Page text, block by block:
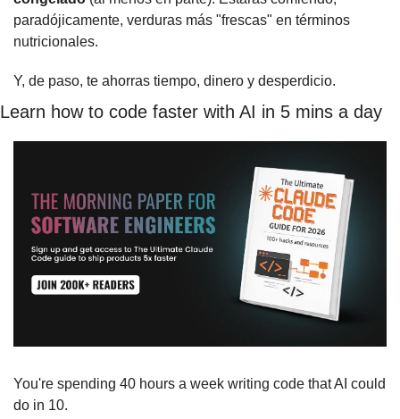
paradójicamente, verduras más "frescas" en términos
nutricionales.
Y, de paso, te ahorras tiempo, dinero y desperdicio.
Learn how to code faster with AI in 5 mins a day
You're spending 40 hours a week writing code that AI could
do in 10.